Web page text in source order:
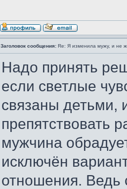
Заголовок сообщения: Re: Я изменила мужу, и не
Надо принять
если светлые
связаны детьми,
препятствовать
мужчина
исключён
отношения. Ведь